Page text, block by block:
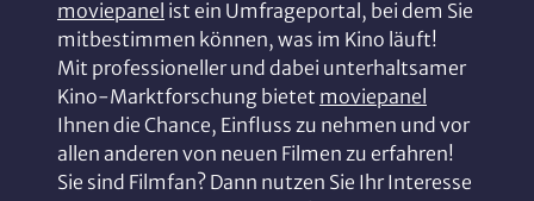
moviepanel ist ein Umfrageportal, bei dem Sie
mitbestimmen können, was im Kino läuft!
Mit professioneller und dabei unterhaltsamer
Kino-Marktforschung bietet moviepanel
Ihnen die Chance, Einfluss zu nehmen und vor
allen anderen von neuen Filmen zu erfahren!
Sie sind Filmfan? Dann nutzen Sie Ihr Interesse